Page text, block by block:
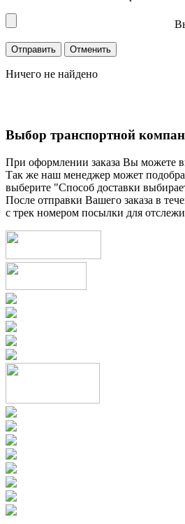
Ничего не найдено
Выбор транспортной
При оформлении заказа Вы можете
Так же наш менеджер может
выберите "Способ доставки
После отправки Вашего заказа в
с трек номером посылки для